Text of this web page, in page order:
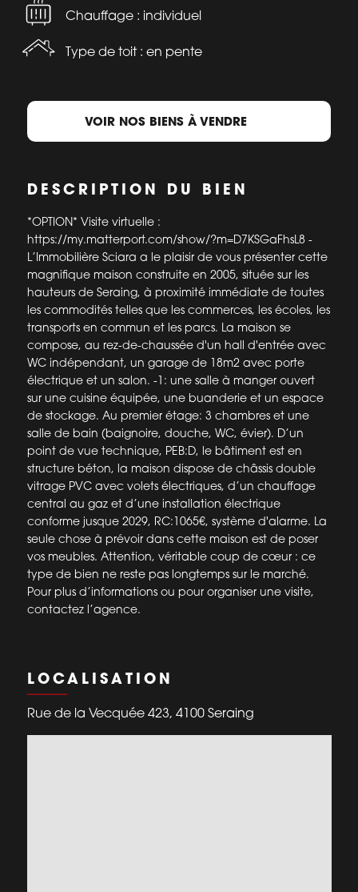
Chauffage : individuel
Type de toit : en pente
VOIR NOS BIENS À VENDRE
DESCRIPTION DU BIEN
*OPTION* Visite virtuelle :
https://my.matterport.com/show/?m=D7KSGaFhsL8 -
L’Immobilière Sciara a le plaisir de vous présenter cette
magnifique maison construite en 2005, située sur les
hauteurs de Seraing, à proximité immédiate de toutes
les commodités telles que les commerces, les écoles, les
transports en commun et les parcs. La maison se
compose, au rez-de-chaussée d'un hall d'entrée avec
WC indépendant, un garage de 18m2 avec porte
électrique et un salon. -1: une salle à manger ouvert
sur une cuisine équipée, une buanderie et un espace
de stockage. Au premier étage: 3 chambres et une
salle de bain (baignoire, douche, WC, évier). D’un
point de vue technique, PEB:D, le bâtiment est en
structure béton, la maison dispose de châssis double
vitrage PVC avec volets électriques, d’un chauffage
central au gaz et d’une installation électrique
conforme jusque 2029, RC:1065€, système d'alarme. La
seule chose à prévoir dans cette maison est de poser
vos meubles. Attention, véritable coup de cœur : ce
type de bien ne reste pas longtemps sur le marché.
Pour plus d’informations ou pour organiser une visite,
contactez l’agence.
LOCALISATION
Rue de la Vecquée 423, 4100 Seraing